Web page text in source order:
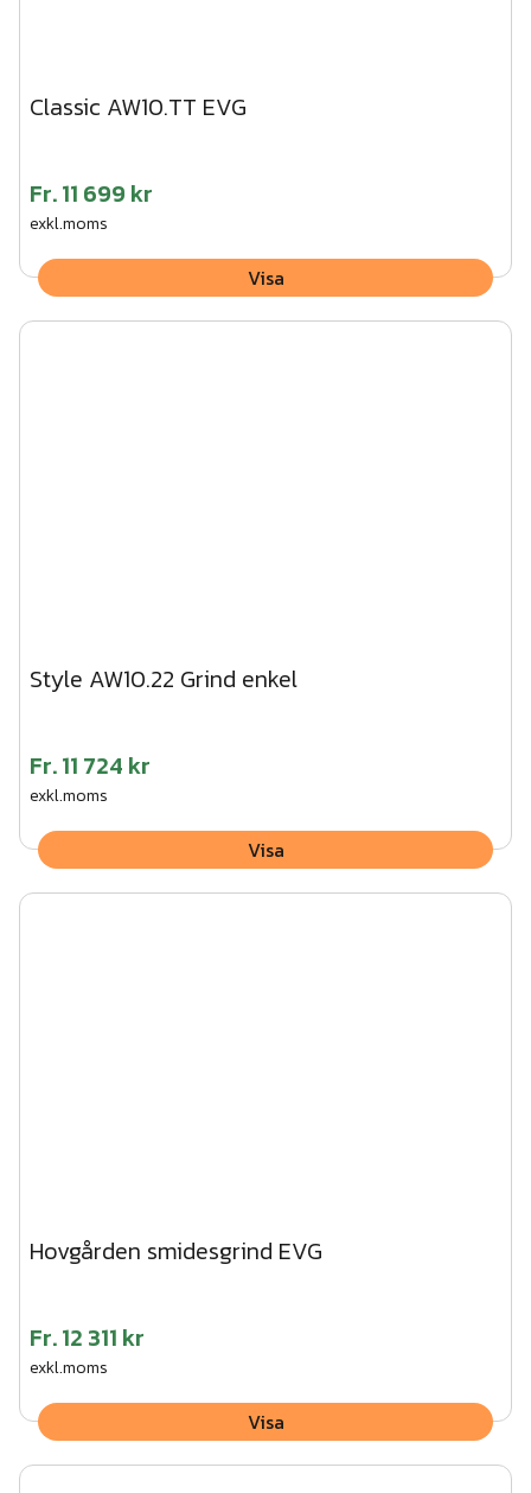
Classic AW10.TT EVG
Fr.11 699 kr
exkl.moms
Visa
Style AW10.22 Grind enkel
Fr.11 724 kr
exkl.moms
Visa
Hovgården smidesgrind EVG
Fr.12 311 kr
exkl.moms
Visa